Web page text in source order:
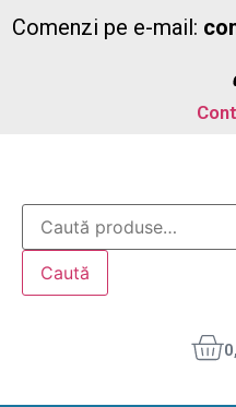
Comenzi pe e-mail:
Caută